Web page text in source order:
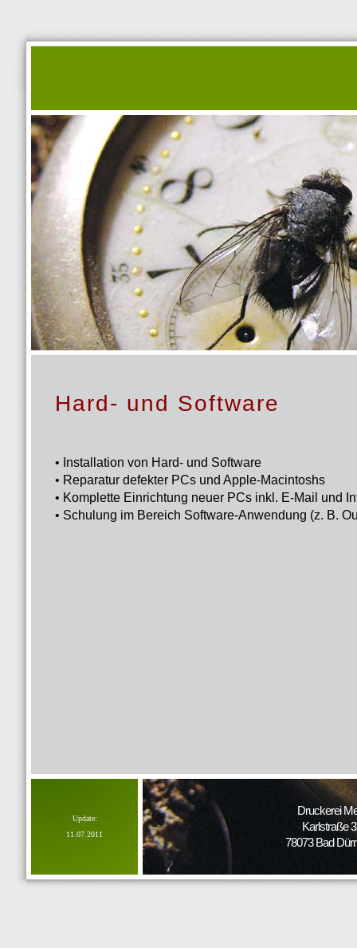
Hard- und Software
• Installation von Hard- und Software
• Reparatur defekter PCs und Apple-Macintoshs
• Komplette Einrichtung neuer PCs inkl. E-Mail und
• Schulung im Bereich Software-Anwendung (z. B.
Update:
11.07.2011
Druckerei
Karlstraße
78073 Bad